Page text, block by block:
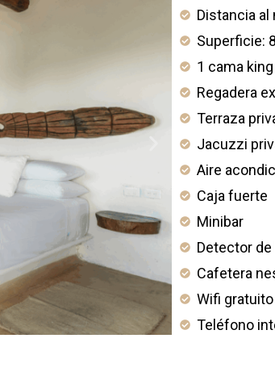
Distancia al
Superficie:
1 cama
Regadera
Terraza
Jacuzzi
Aire
Caja fuerte
Minibar
Detector
Cafetera
Wifi gratuito
Teléfono